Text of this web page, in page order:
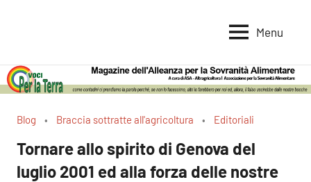
per
la
Terra
per
la
Alimentare
Menu
Blog Braccia sottratte all'agricoltura Editoriali
Tornare allo spirito di Genova del
luglio 2001 ed alla forza delle nostre